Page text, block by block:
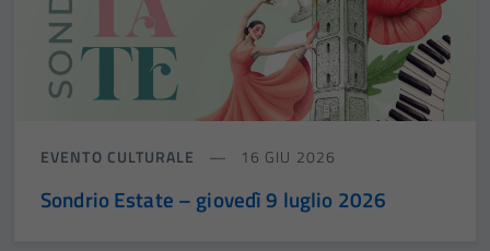
EVENTO CULTURALE 16 GIU 2026
Sondrio Estate – giovedì 9 luglio 2026
Tecnici
Questi cookie
per il
funzionamento
del sito e non